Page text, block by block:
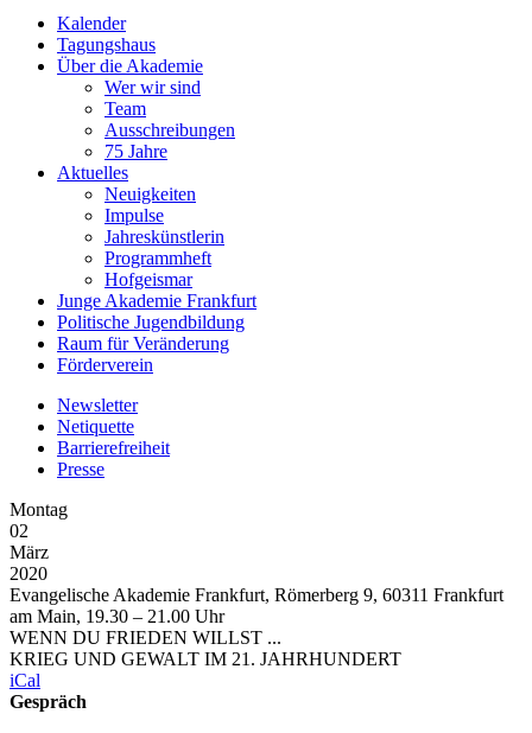
Kalender
Tagungshaus
Über die Akademie
Wer wir sind
Team
Ausschreibungen
75 Jahre
Aktuelles
Neuigkeiten
Impulse
Jahreskünstlerin
Programmheft
Hofgeismar
Junge Akademie Frankfurt
Politische Jugendbildung
Raum für Veränderung
Förderverein
Newsletter
Netiquette
Barrierefreiheit
Presse
Montag
02
März
2020
Evangelische Akademie Frankfurt, Römerberg 9, 60311 Frankfurt
am Main, 19.30 – 21.00 Uhr
WENN DU FRIEDEN WILLST ...
KRIEG UND GEWALT IM 21. JAHRHUNDERT
iCal
Gespräch